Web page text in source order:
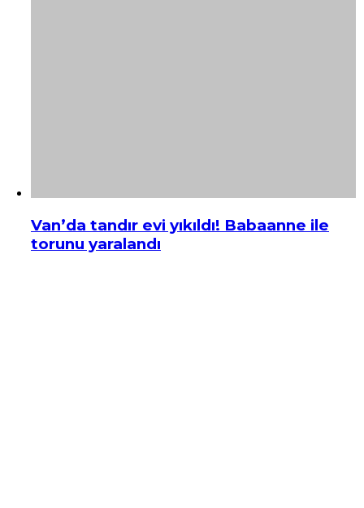
Van’da tandır evi yıkıldı! Babaanne ile
torunu yaralandı